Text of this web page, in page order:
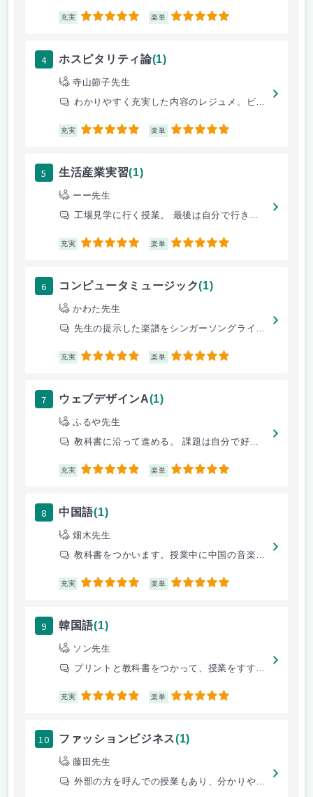
充実 5 楽単 5
4 ホスピタリティ論(1)
寺山節子先生
わかりやすく充実した内容のレジュメ、ビデオ鑑賞、グループでの話し合いや
充実 5 楽単 5
5 生活産業実習(1)
ーー先生
工場見学に行く授業。 最後は自分で行きたい企業にインターンシップに行け
充実 5 楽単 5
6 コンピュータミュージック(1)
かわた先生
先生の提示した楽譜をシンガーソングライターやボーカロイドに打ち込む。
充実 5 楽単 5
7 ウェブデザインA(1)
ふるや先生
教科書に沿って進める。 課題は自分で好きなサイトを作る。
充実 5 楽単 5
8 中国語(1)
畑木先生
教科書をつかいます。授業中に中国の音楽を聴いて耳を慣らせてから授業には
充実 5 楽単 5
9 韓国語(1)
ソン先生
プリントと教科書をつかって、授業をすすめていく。韓国語は日本語と並びが
充実 5 楽単 5
10 ファッションビジネス(1)
藤田先生
外部の方を呼んでの授業もあり、分かりやすいものだった。